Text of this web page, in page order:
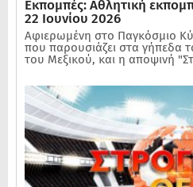
Εκπομπές: Αθλητική
22 Ιουνίου 2026
Αφιερωμένη στο Παγκόσμιο
που παρουσιάζει στα γήπεδα
του Μεξικού, και η αποψινή